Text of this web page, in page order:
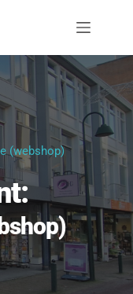
(webshop)